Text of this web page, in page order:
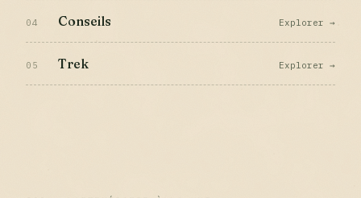
04 Conseils Explorer →
05 Trek Explorer →